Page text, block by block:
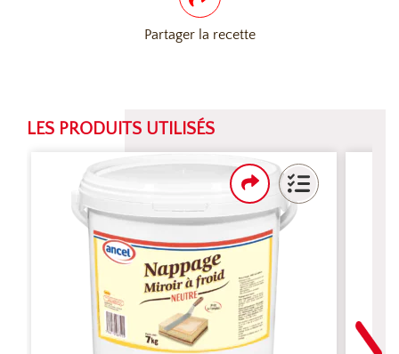
Partager la recette
LES PRODUITS UTILISÉS